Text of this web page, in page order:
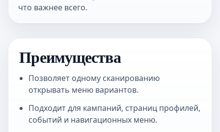
что важнее всего.
Преимущества
Позволяет одному сканированию
открывать меню вариантов.
Подходит для кампаний, страниц профилей,
событий и навигационных меню.